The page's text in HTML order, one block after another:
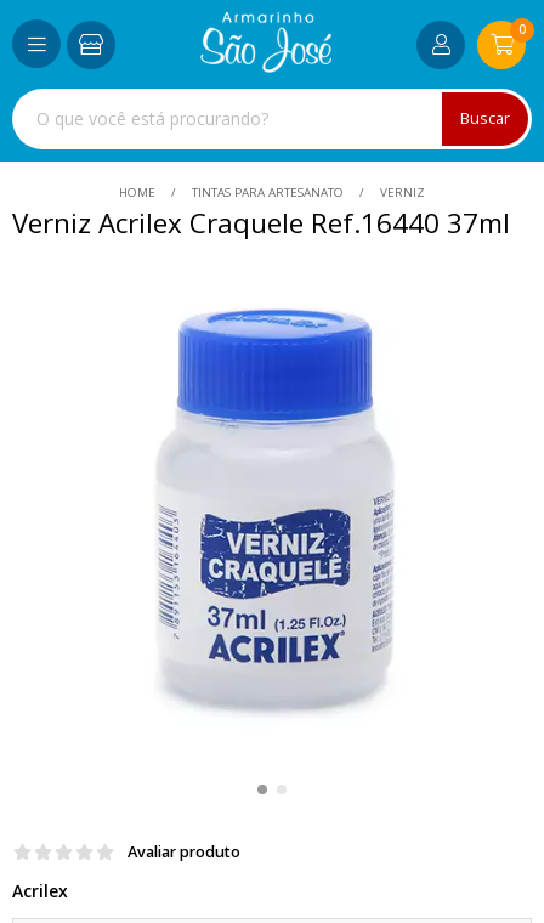
Buscar
0
HOME TINTAS PARA ARTESANATO VERNIZ
Verniz Acrilex Craquele Ref.16440 37ml
Avaliar produto
Acrilex